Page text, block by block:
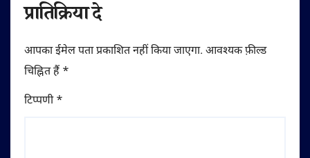
प्रातिक्रिया दे
आपका ईमेल पता प्रकाशित नहीं किया जाएगा. आवश्यक फ़ील्ड
चिह्नित हैं *
टिप्पणी*